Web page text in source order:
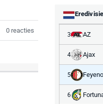
0 reacties
Eredivisie
3 AZ
4 Ajax
5
6